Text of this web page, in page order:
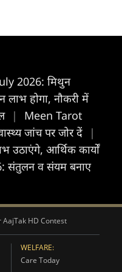
2026: मिथुन
होगा, नौकरी में
|
Meen Tarot
जांच पर जोर दें
|
आर्थिक कार्यों
संतुलन व संयम बनाए
AajTak HD Contest
WELFARE:
Care Today